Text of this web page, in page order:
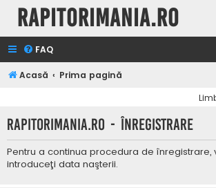
Rapitorimania.ro
FAQ
Acasă Prima pagină
Rapitorimania.ro - Înregistrare
Pentru a continua procedura de înregistrare,
introduceţi data naşterii.